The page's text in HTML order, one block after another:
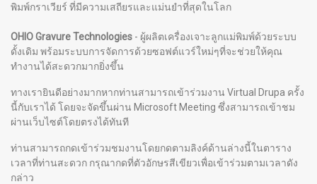
พิมพ์กราเวียร์ ที่มีความเสถียรและแม่นยำที่สุดในโลก
OHIO Gravure Technologies - ผู้ผลิตเครื่องเจาะลูกแม่พิมพ์ด้วยระบบ
ดั้งเดิม พร้อมระบบการจัดการด้วยซอฟต์แวร์ใหม่ๆที่จะช่วยให้คุณ
ทำงานได้สะดวกมากยิ่งขึ้น
ทางเรายินดีอย่างมากหากท่านสามารถเข้าร่วมงาน Virtual Drupa ครั้ง
นี้กับเราได้ โดยจะจัดขึ้นผ่าน Microsoft Meeting ซึ่งสามารถเข้าชม
ผ่านเว็บไซต์โดยตรงได้ทันที
ท่านสามารถกดเข้าร่วมชมงานโดยกดตามลิงค์ด้านล่างนี้ในตาราง
เวลาที่ท่านสะดวก กรุณากดที่ตัวอักษรสีเขียวเพื่อเข้าร่วมตามเวลาดัง
กล่าว